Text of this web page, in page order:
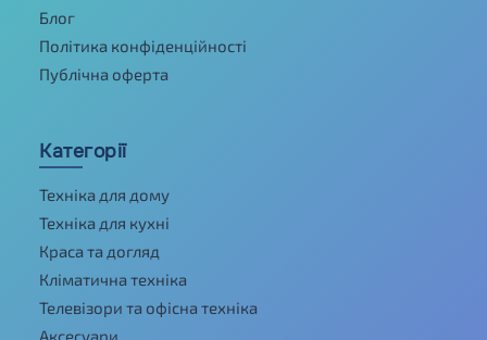
Блог
Політика конфіденційності
Публічна оферта
Категорії
Техніка для дому
Техніка для кухні
Краса та догляд
Кліматична техніка
Телевізори та офісна техніка
Аксесуари